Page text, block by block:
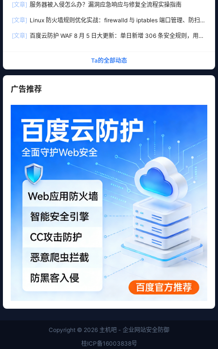
[文章] 服务器被入侵怎么办？漏洞应急响应与修复全流程实操指南
[文章] Linux 防火墙规则优化实战：firewalld 与 iptables 端口管理、防扫描
[文章] 百度云防护 WAF 8 月 5 日大更新：单日新增 306 条安全规则，用友
Ta的全部动态
广告推荐
Copyright © 2026 主机吧 - 企业网站安全防御
桂ICP备16003838号